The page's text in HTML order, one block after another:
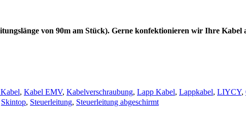
von 90m am Stück). Gerne konfektionieren wir Ihre Kabel
, Kabel EMV, Kabelverschraubung, Lapp Kabel, Lappkabel, LIYCY,
Skintop, Steuerleitung, Steuerleitung abgeschirmt